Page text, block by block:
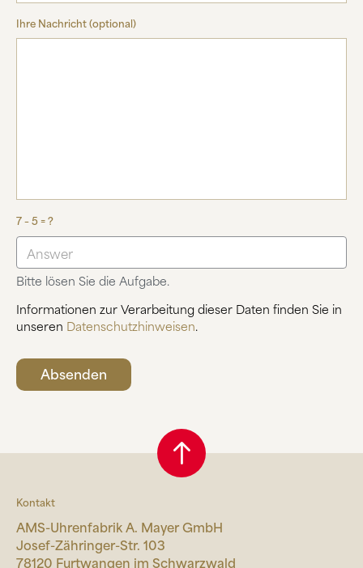
Ihre Nachricht (optional)
7 – 5 = ?
Bitte lösen Sie die Aufgabe.
Informationen zur Verarbeitung dieser Daten finden Sie in
unseren Datenschutzhinweisen.
Kontakt
AMS-Uhrenfabrik A. Mayer GmbH
Josef-Zähringer-Str. 103
78120 Furtwangen im Schwarzwald